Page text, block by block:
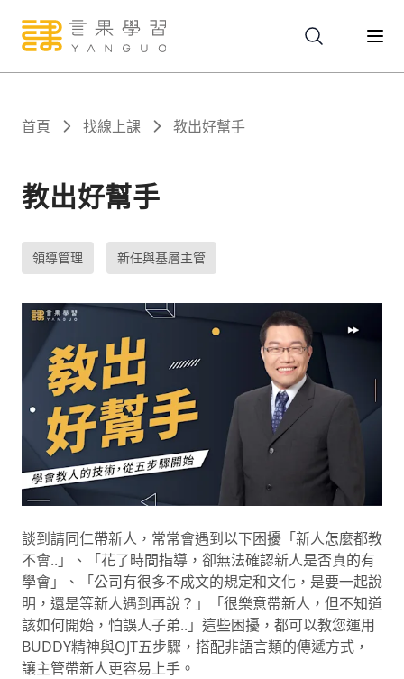
關於
服務
課程
報名
文章
首頁 找線上課 教出好幫手
教出好幫手
領導管理 新任與基層主管
談到請同仁帶新人，常常會遇到以下困擾「新人怎麼都教
不會..」、「花了時間指導，卻無法確認新人是否真的有
學會」、「公司有很多不成文的規定和文化，是要一起說
明，還是等新人遇到再說？」「很樂意帶新人，但不知道
該如何開始，怕誤人子弟..」這些困擾，都可以教您運用
BUDDY精神與OJT五步驟，搭配非語言類的傳遞方式，
讓主管帶新人更容易上手。